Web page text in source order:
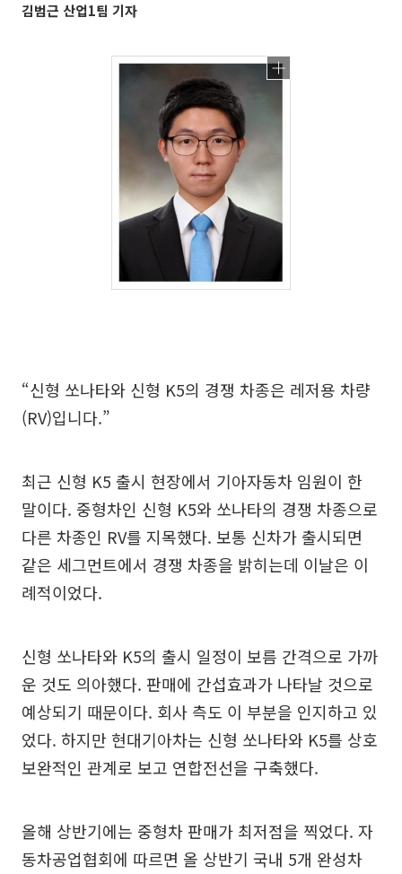
김범근 산업1팀 기자
“신형 쏘나타와 신형 K5의 경쟁 차종은 레저용 차량
(RV)입니다.”
최근 신형 K5 출시 현장에서 기아자동차 임원이 한
말이다. 중형차인 신형 K5와 쏘나타의 경쟁 차종으로
다른 차종인 RV를 지목했다. 보통 신차가 출시되면
같은 세그먼트에서 경쟁 차종을 밝히는데 이날은 이
례적이었다.
신형 쏘나타와 K5의 출시 일정이 보름 간격으로 가까
운 것도 의아했다. 판매에 간섭효과가 나타날 것으로
예상되기 때문이다. 회사 측도 이 부분을 인지하고 있
었다. 하지만 현대기아차는 신형 쏘나타와 K5를 상호
보완적인 관계로 보고 연합전선을 구축했다.
올해 상반기에는 중형차 판매가 최저점을 찍었다. 자
동차공업협회에 따르면 올 상반기 국내 5개 완성차